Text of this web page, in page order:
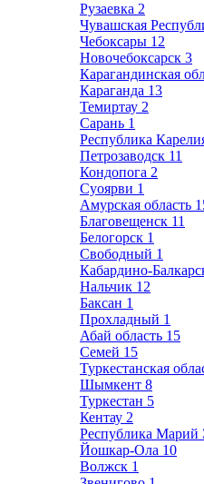
Рузаевка 2
Чувашская
Чебоксары 12
Новочебоксарск 3
Карагандинская
Караганда 13
Темиртау 2
Сарань 1
Республика
Петрозаводск 11
Кондопога 2
Суоярви 1
Амурская область
Благовещенск 11
Белогорск 1
Свободный 1
Кабардино-
Нальчик 12
Баксан 1
Прохладный 1
Абай область 15
Семей 15
Туркестанская
Шымкент 8
Туркестан 5
Кентау 2
Республика Марий
Йошкар-Ола 10
Волжск 1